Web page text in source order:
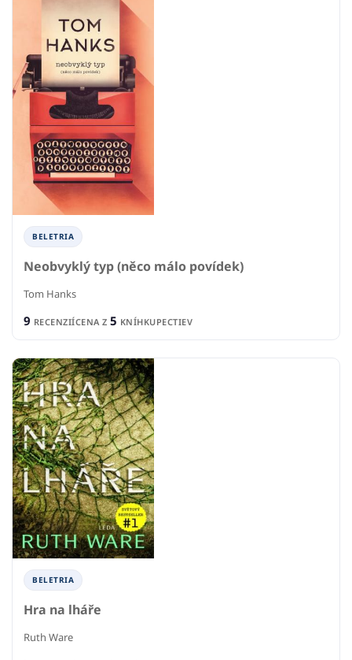
BELETRIA
Neobvyklý typ (něco málo povídek)
Tom Hanks
9 RECENZIÍCENA Z 5 KNÍHKUPECTIEV
BELETRIA
Hra na lháře
Ruth Ware